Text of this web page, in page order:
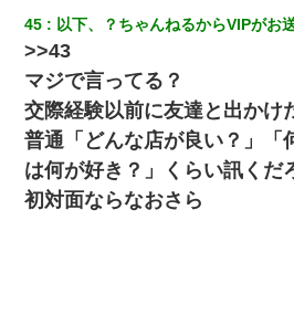
45 以下、？ちゃんねるからVIPがお
>>43
マジで言ってる？
交際経験以前に友達と出かけ
普通「どんな店が良い？」「
は何が好き？」くらい訊くだ
初対面ならなおさら